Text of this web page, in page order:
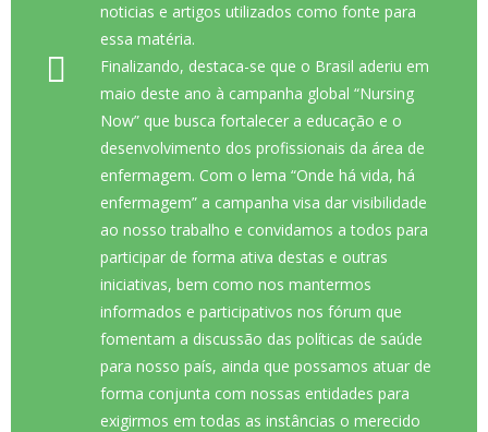
noticias e artigos utilizados como fonte para
essa matéria.
Finalizando, destaca-se que o Brasil aderiu em
maio deste ano à campanha global “Nursing
Now” que busca fortalecer a educação e o
desenvolvimento dos profissionais da área de
enfermagem. Com o lema “Onde há vida, há
enfermagem” a campanha visa dar visibilidade
ao nosso trabalho e convidamos a todos para
participar de forma ativa destas e outras
iniciativas, bem como nos mantermos
informados e participativos nos fórum que
fomentam a discussão das políticas de saúde
para nosso país, ainda que possamos atuar de
forma conjunta com nossas entidades para
exigirmos em todas as instâncias o merecido